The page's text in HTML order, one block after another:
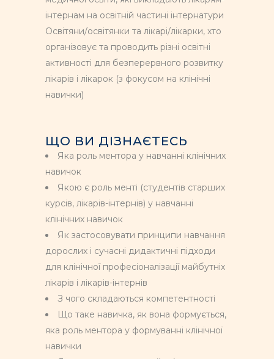
інтернам на освітній частині інтернатури
Освітяни/освітянки та лікарі/лікарки, хто
організовує та проводить різні освітні
активності для безперервного розвитку
лікарів і лікарок (з фокусом на клінічні
навички)
ЩО ВИ ДІЗНАЄТЕСЬ
Яка роль ментора у навчанні клінічних
навичок
Якою є роль менті (студентів старших
курсів, лікарів-інтернів) у навчанні
клінічних навичок
Як застосовувати принципи навчання
дорослих і сучасні дидактичні підходи
для клінічної професіоналізації майбутніх
лікарів і лікарів-інтернів
З чого складаються компетентності
Що таке навичка, як вона формується,
яка роль ментора у формуванні клінічної
навички